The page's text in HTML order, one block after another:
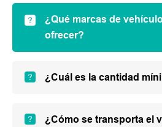
¿Qué marcas de
ofrecer?
¿Cuál es la cantidad
¿Cómo se transporta el